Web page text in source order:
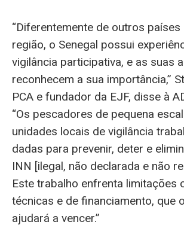
“Diferentemente de outros
região, o Senegal possui
vigilância participativa, e as suas
reconhecem a sua importância,”
PCA e fundador da EJF, disse à
“Os pescadores de pequena
unidades locais de vigilância
dadas para prevenir, deter e
INN [ilegal, não declarada e não
Este trabalho enfrenta limitações
técnicas e de financiamento, que
ajudará a vencer.”